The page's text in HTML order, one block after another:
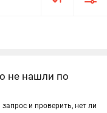
не нашли по
и проверить, нет ли